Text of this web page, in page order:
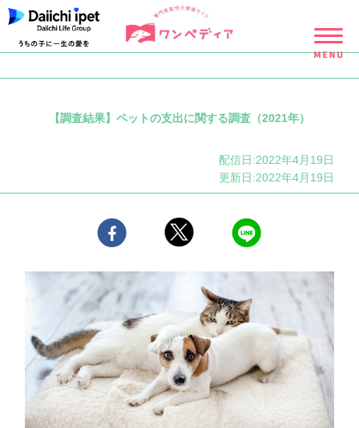
【調査結果】ペットの支出に関する調査（2021年）
配信日:2022年4月19日
更新日:2022年4月19日